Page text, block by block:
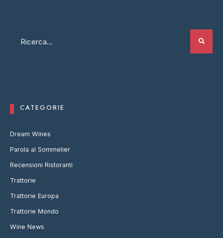
CATEGORIE
Dream Wines
Parola al Sommelier
Recensioni Ristoranti
Trattorie
Trattorie Europa
Trattorie Mondo
Wine News